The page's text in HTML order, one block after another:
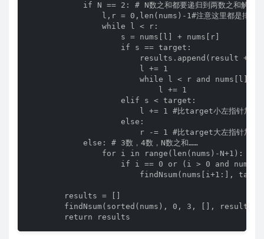
            if N == 2: # N数之和都要递归到两数之和解决
l,r = 0,len(nums)-1#注意这里都是排过序
                while l < r:
                    s = nums[l] + nums[r]
                    if s == target:
results.append(result +
                        l += 1
while l < r and nums[l] ==
                            l += 1
                    elif s < target:
                        l += 1 #比target小左指针加1
                    else:
                        r -= 1 #比target大左指针加1
            else: # 3数，4数，N数之和……
for i in range(len(nums)-N+1): #对
if i == 0 or (i > 0 and
findNsum(nums[i+1:],
        results = []
        findNsum(sorted(nums), 0, 3, [], results)
        return results